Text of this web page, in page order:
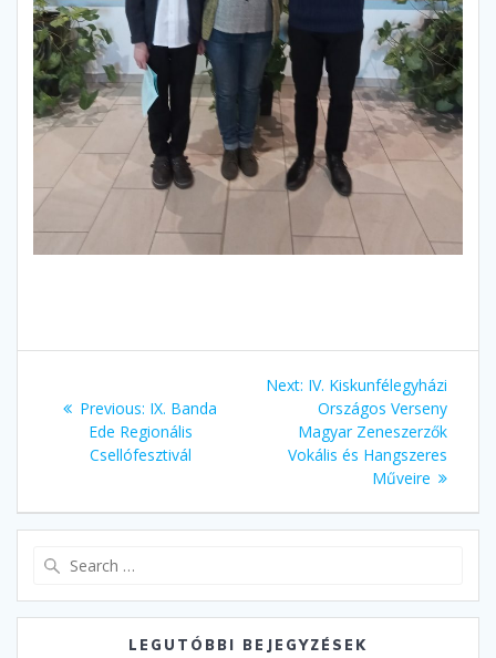
navigáció
Previous: Previous
post:
IX. Banda
Ede Regionális
Csellófesztivál
Next: Next
post:
IV. Kiskunfélegyházi
Országos Verseny
Magyar Zeneszerzők
Vokális és Hangszeres
Műveire
LEGUTÓBBI BEJEGYZÉSEK